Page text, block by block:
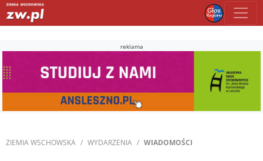
reklama
ZIEMIA WSCHOWSKA WYDARZENIA WIADOMOŚCI